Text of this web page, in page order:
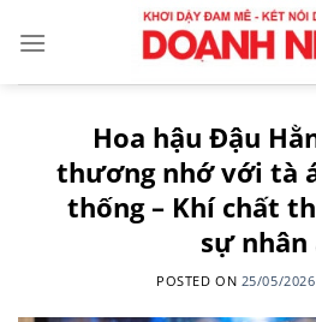
Hoa hậu Đậu
thương nhớ với tà
thống – Khí chất
sự nhân
POSTED ON 25/05/2026